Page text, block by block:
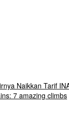
Naikkan Tarif
7 amazing climbs